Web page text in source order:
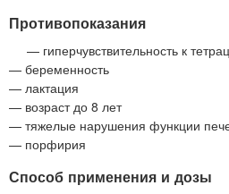
Противопоказания
— гиперчувствительность к
— беременность
— лактация
— возраст до 8 лет
— тяжелые нарушения функции
— порфирия
Способ применения и дозы